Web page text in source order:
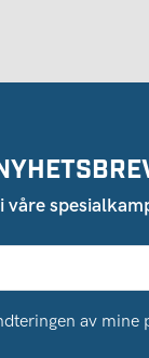
våre
av mine